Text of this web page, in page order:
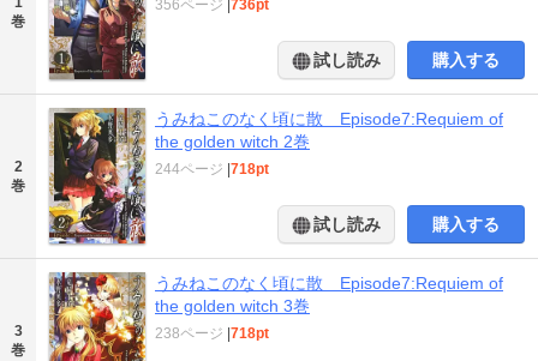
巻
356ページ |736pt
試し読み 購入する
2
巻
うみねこのなく頃に散 Episode7:Requiem of
the golden witch 2巻
244ページ |718pt
試し読み 購入する
3
巻
うみねこのなく頃に散 Episode7:Requiem of
the golden witch 3巻
238ページ |718pt